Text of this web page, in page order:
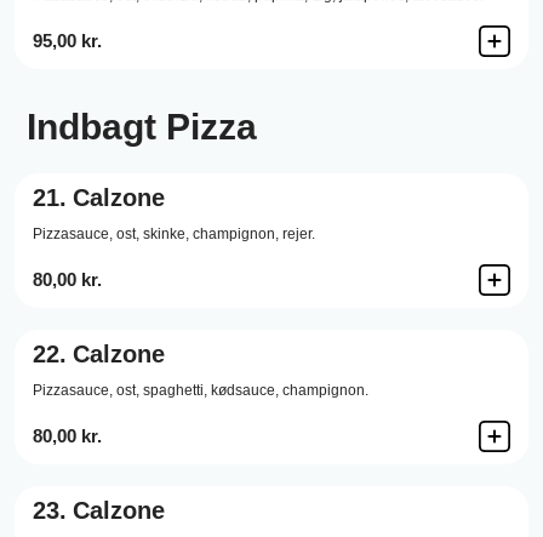
95,00 kr.
Indbagt Pizza
21. Calzone
Pizzasauce, ost, skinke, champignon, rejer.
80,00 kr.
22. Calzone
Pizzasauce, ost, spaghetti, kødsauce, champignon.
80,00 kr.
23. Calzone